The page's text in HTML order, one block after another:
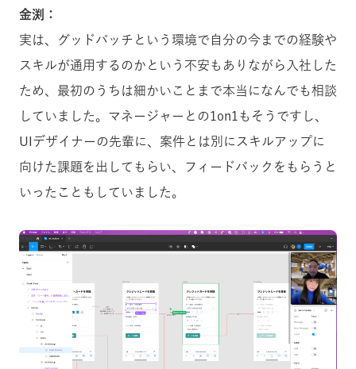
金渕：
実は、グッドパッチという環境で自分の今までの経験や
スキルが通用するのかという不安もありながら入社した
ため、最初のうちは細かいことまで本当になんでも相談
していました。マネージャーとの1on1もそうですし、
UIデザイナーの先輩に、案件とは別にスキルアップに
向けた課題を出してもらい、フィードバックをもらうと
いったこともしていました。